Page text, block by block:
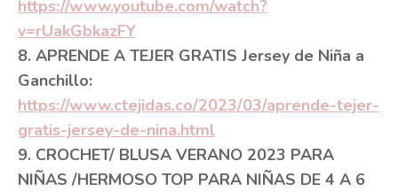
https://www.youtube.com/watch?
v=rUakGbkazFY
8. APRENDE A TEJER GRATIS Jersey de Niña a
Ganchillo:
https://www.ctejidas.co/2023/03/aprende-tejer-
gratis-jersey-de-nina.html
9. CROCHET/ BLUSA VERANO 2023 PARA
NIÑAS /HERMOSO TOP PARA NIÑAS DE 4 A 6